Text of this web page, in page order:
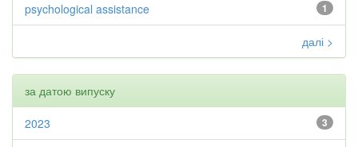
1
psychological assistance
далі >
за датою випуску
3
2023